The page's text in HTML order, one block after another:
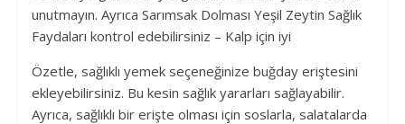
unutmayın. Ayrıca Sarımsak Dolması Yeşil Zeytin Sağlık
Faydaları kontrol edebilirsiniz – Kalp için iyi
Özetle, sağlıklı yemek seçeneğinize buğday eriştesini
ekleyebilirsiniz. Bu kesin sağlık yararları sağlayabilir.
Ayrıca, sağlıklı bir erişte olması için soslarla, salatalarda